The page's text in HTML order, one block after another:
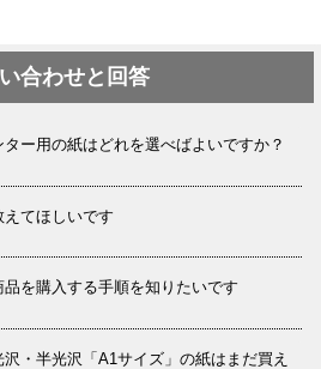
合わせと回答
ー用の紙はどれを選べばよいですか？
てほしいです
を購入する手順を知りたいです
・半光沢「A1サイズ」の紙はまだ買え